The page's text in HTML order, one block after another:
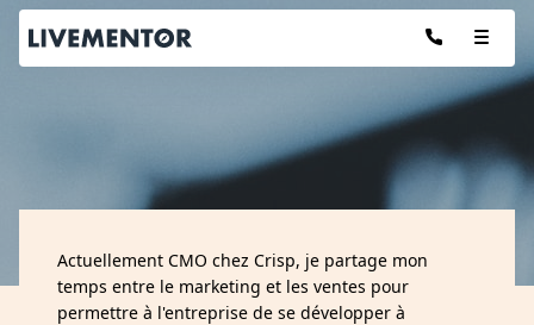
Aller
contenu
ANTOINE GORET
Actuellement CMO chez Crisp, je partage mon
temps entre le marketing et les ventes pour
permettre à l'entreprise de se développer à